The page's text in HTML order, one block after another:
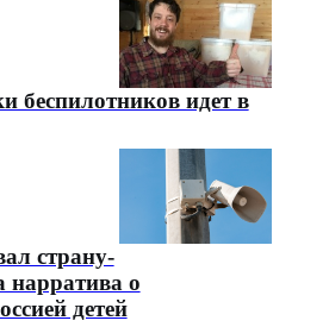
беспилотников идет в
страну-
нарратива о
детей